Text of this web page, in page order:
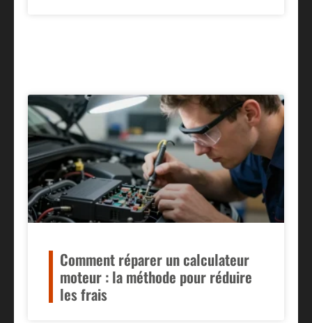
Comment réparer un calculateur
moteur : la méthode pour réduire
les frais